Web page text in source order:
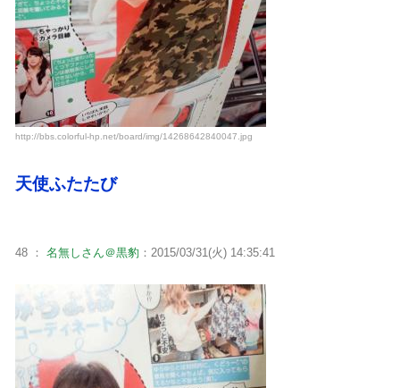
http://bbs.colorful-hp.net/board/img/14268642840047.jpg
天使ふたたび
48 ： 名無しさん＠黒豹 ：2015/03/31(火) 14:35:41